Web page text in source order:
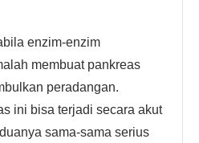
enzim-enzim
membuat pankreas
peradangan.
ini bisa terjadi secara akut
sama-sama serius